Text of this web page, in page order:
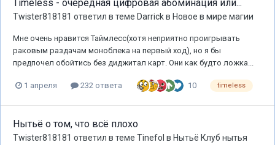
Timeless - очередная цифровая абоминация или...
Twister818181 ответил в теме Darrickв Новое в мире магии
Мне очень нравится Таймлесс(хотя неприятно проигрывать
раковым раздачам моноблека на первый ход), но я бы
предпочел обойтись без диджитал карт. Они как будто ложка...
1 апреля 232 ответа 10 timeless
Нытьё о том, что всё плохо
Twister818181 ответил в теме Tinefol в Нытьё Клуб нытья